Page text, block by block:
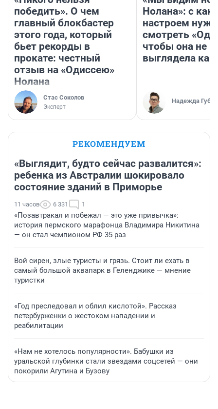
победить». О чем
главный блокбастер
этого года, который
бьет рекорды в
прокате: честный
отзыв на «Одиссею»
Нолана
Стас Соколов
Эксперт
Нолана»: с
настроем
смотреть
чтобы она не
выглядела как
Надежда
РЕКОМЕНДУЕМ
«Выглядит, будто сейчас развалится»:
ребенка из Австралии шокировало
состояние зданий в Приморье
11 часов 6 331 1
«Позавтракал и побежал — это уже привычка»:
история пермского марафонца Владимира Никитина
— он стал чемпионом РФ 35 раз
Вой сирен, злые туристы и грязь. Стоит ли ехать в
самый большой аквапарк в Геленджике — мнение
туристки
«Год преследовал и облил кислотой». Рассказ
петербурженки о жестоком нападении и
реабилитации
«Нам не хотелось популярности». Бабушки из
уральской глубинки стали звездами соцсетей — они
покорили Агутина и Бузову